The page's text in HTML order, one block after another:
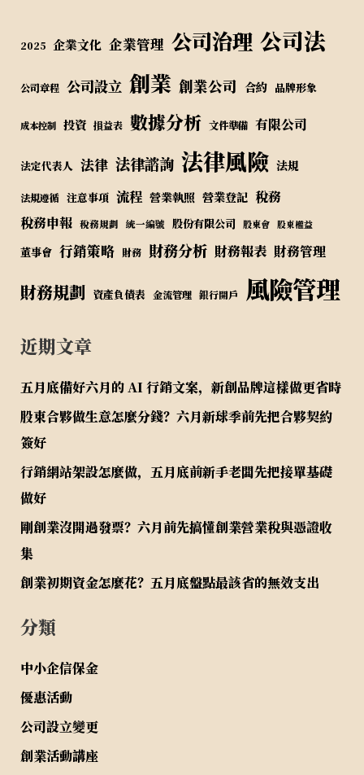
2025 企業文化 企業管理 公司治理 公司法
公司章程 公司設立 創業 創業公司 合約 品牌形象
成本控制 投資 損益表 數據分析 文件準備 有限公司
法定代表人 法律 法律諮詢 法律風險 法規
法規遵循 注意事項 流程 營業執照 營業登記 稅務
稅務申報 稅務規劃 統一編號 股份有限公司 股東會 股東權益
董事會 行銷策略 財務 財務分析 財務報表 財務管理
財務規劃 資產負債表 金流管理 銀行開戶 風險管理
近期文章
五月底備好六月的 AI 行銷文案，新創品牌這樣做更省時
股東合夥做生意怎麼分錢？六月新球季前先把合夥契約
簽好
行銷網站架設怎麼做，五月底前新手老闆先把接單基礎
做好
剛創業沒開過發票？六月前先搞懂創業營業稅與憑證收
集
創業初期資金怎麼花？五月底盤點最該省的無效支出
分類
中小企信保金
優惠活動
公司設立變更
創業活動講座